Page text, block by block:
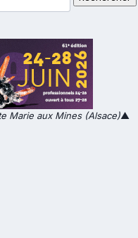
Marie aux Mines (Alsace)▲